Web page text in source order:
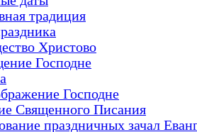
традиция
Христово
Господне
Господне
Священного Писания
праздничных зачал